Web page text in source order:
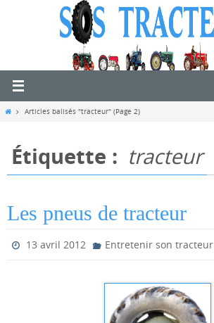
HomeArticles balisés "tracteur"(Page 2)
Étiquette : tracteur
Les pneus de tracteur
13 avril 2012 Entretenir son tracteur